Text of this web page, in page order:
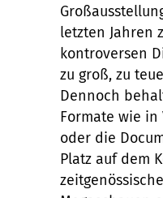
letzten Jahren
kontroversen
zu groß, zu
Dennoch
Formate wie in
oder die
Platz auf dem